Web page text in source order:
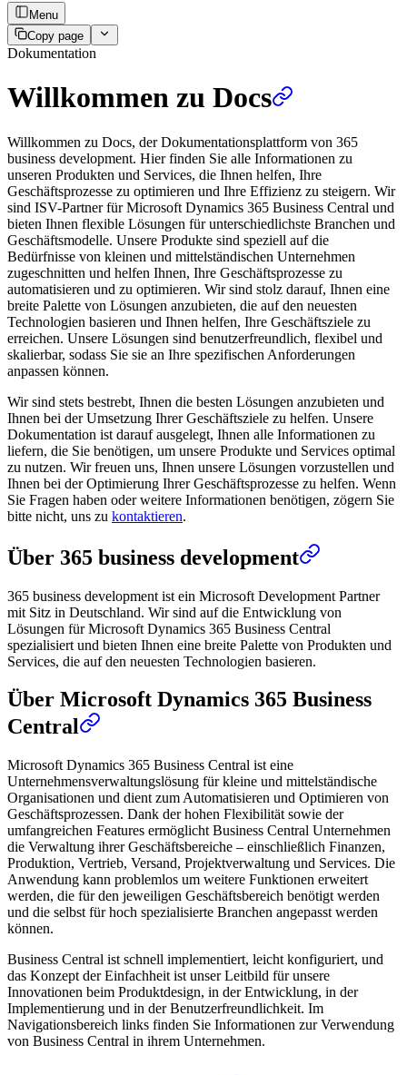
Menu
Copy page
Dokumentation
Willkommen zu Docs
Willkommen zu Docs, der Dokumentationsplattform von 365
business development. Hier finden Sie alle Informationen zu
unseren Produkten und Services, die Ihnen helfen, Ihre
Geschäftsprozesse zu optimieren und Ihre Effizienz zu steigern. Wir
sind ISV-Partner für Microsoft Dynamics 365 Business Central und
bieten Ihnen flexible Lösungen für unterschiedlichste Branchen und
Geschäftsmodelle. Unsere Produkte sind speziell auf die
Bedürfnisse von kleinen und mittelständischen Unternehmen
zugeschnitten und helfen Ihnen, Ihre Geschäftsprozesse zu
automatisieren und zu optimieren. Wir sind stolz darauf, Ihnen eine
breite Palette von Lösungen anzubieten, die auf den neuesten
Technologien basieren und Ihnen helfen, Ihre Geschäftsziele zu
erreichen. Unsere Lösungen sind benutzerfreundlich, flexibel und
skalierbar, sodass Sie sie an Ihre spezifischen Anforderungen
anpassen können.
Wir sind stets bestrebt, Ihnen die besten Lösungen anzubieten und
Ihnen bei der Umsetzung Ihrer Geschäftsziele zu helfen. Unsere
Dokumentation ist darauf ausgelegt, Ihnen alle Informationen zu
liefern, die Sie benötigen, um unsere Produkte und Services optimal
zu nutzen. Wir freuen uns, Ihnen unsere Lösungen vorzustellen und
Ihnen bei der Optimierung Ihrer Geschäftsprozesse zu helfen. Wenn
Sie Fragen haben oder weitere Informationen benötigen, zögern Sie
bitte nicht, uns zu kontaktieren.
Über 365 business development
365 business development ist ein Microsoft Development Partner
mit Sitz in Deutschland. Wir sind auf die Entwicklung von
Lösungen für Microsoft Dynamics 365 Business Central
spezialisiert und bieten Ihnen eine breite Palette von Produkten und
Services, die auf den neuesten Technologien basieren.
Über Microsoft Dynamics 365 Business
Central
Microsoft Dynamics 365 Business Central ist eine
Unternehmensverwaltungslösung für kleine und mittelständische
Organisationen und dient zum Automatisieren und Optimieren von
Geschäftsprozessen. Dank der hohen Flexibilität sowie der
umfangreichen Features ermöglicht Business Central Unternehmen
die Verwaltung ihrer Geschäftsbereiche – einschließlich Finanzen,
Produktion, Vertrieb, Versand, Projektverwaltung und Services. Die
Anwendung kann problemlos um weitere Funktionen erweitert
werden, die für den jeweiligen Geschäftsbereich benötigt werden
und die selbst für hoch spezialisierte Branchen angepasst werden
können.
Business Central ist schnell implementiert, leicht konfiguriert, und
das Konzept der Einfachheit ist unser Leitbild für unsere
Innovationen beim Produktdesign, in der Entwicklung, in der
Implementierung und in der Benutzerfreundlichkeit. Im
Navigationsbereich links finden Sie Informationen zur Verwendung
von Business Central in ihrem Unternehmen.